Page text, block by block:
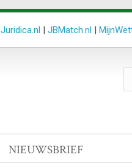
Juridica.nl | JBMatch.nl |
NIEUWSBRIEF